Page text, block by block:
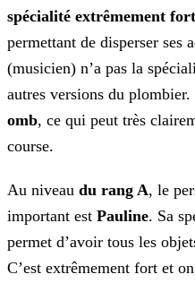
spécialité extrêmement
permettant de disperser ses
(musicien) n’a pas la
autres versions du
omb, ce qui peut très
course.
Au niveau du rang A, le
important est Pauline. Sa
permet d’avoir tous les
C’est extrêmement fort et